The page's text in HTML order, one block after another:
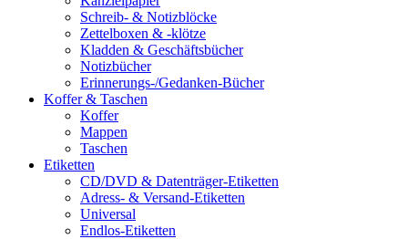
Schreib- & Notizblöcke
Zettelboxen & -klötze
Kladden & Geschäftsbücher
Notizbücher
Erinnerungs-/Gedanken-Bücher
Koffer & Taschen
Koffer
Mappen
Taschen
Etiketten
CD/DVD & Datenträger-Etiketten
Adress- & Versand-Etiketten
Universal
Endlos-Etiketten